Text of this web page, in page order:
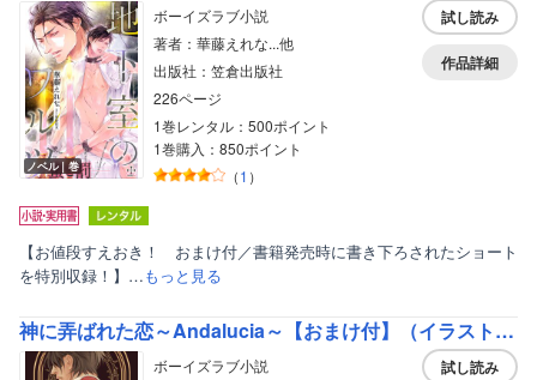
ノベル｜巻
ボーイズラブ小説
著者：華藤えれな...他
出版社：笠倉出版社
226ページ
1巻レンタル：500ポイント
1巻購入：850ポイント
（1 ）
試し読み
作品詳細
【お値段すえおき！ おまけ付／書籍発売時に書き下ろされたショート
を特別収録！】…もっと見る
神に弄ばれた恋～Andalucia～【おまけ付】（イラスト付き）
ボーイズラブ小説
試し読み